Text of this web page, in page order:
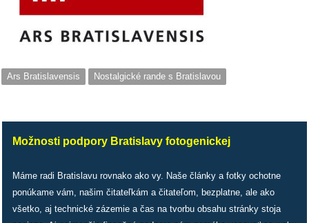
Ars Bratislavensis Nostalgické rande s Bratislavou
Možnosti podpory Bratislavy fotogenickej
Máme radi Bratislavu rovnako ako vy. Naše články a fotky ochotne
ponúkame vám, našim čitateľkám a čitateľom, bezplatne, ale ako
všetko, aj technické zázemie a čas na tvorbu obsahu stránky stoja